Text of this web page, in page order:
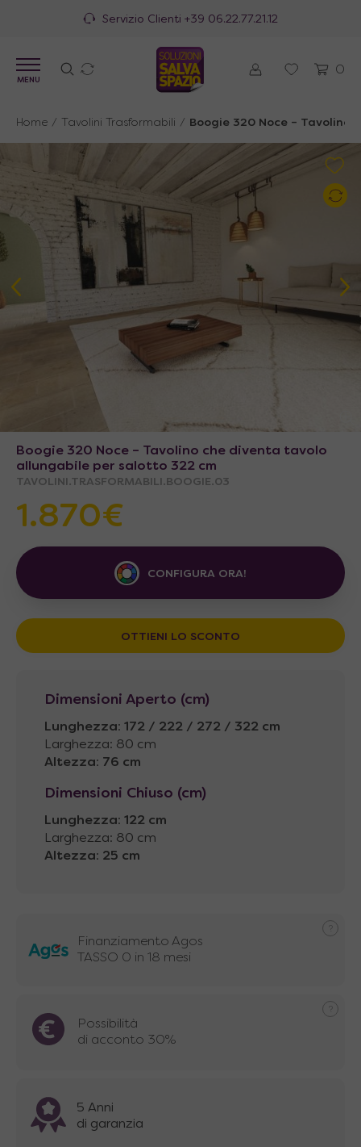
100% Made in Italy
0
MENU
Home / Tavolini Trasformabili / Boogie 320 Noce –
Boogie 320 Noce – Tavolino che diventa tavolo
allungabile per salotto 322 cm
TAVOLINI.TRASFORMABILI.BOOGIE.03
1.870€
CONFIGURA ORA!
OTTIENI LO SCONTO
Dimensioni Aperto (cm)
Lunghezza: 172 / 222 / 272 / 322 cm
Larghezza: 80 cm
Altezza: 76 cm
Dimensioni Chiuso (cm)
Lunghezza: 122 cm
Larghezza: 80 cm
Altezza: 25 cm
Finanziamento Agos
TASSO 0 in 18 mesi
Possibilità
di acconto 30%
5 Anni
di garanzia